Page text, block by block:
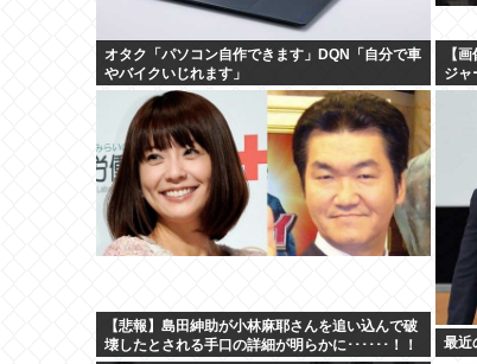
オタク「パソコン自作できます」DQN「自分で車
やバイクいじれます」
【
ジャ
【悲報】島田紳助が小林麻耶さんを追い込んで破
壊したとされる手口の詳細が明らかに･･････！！
最近